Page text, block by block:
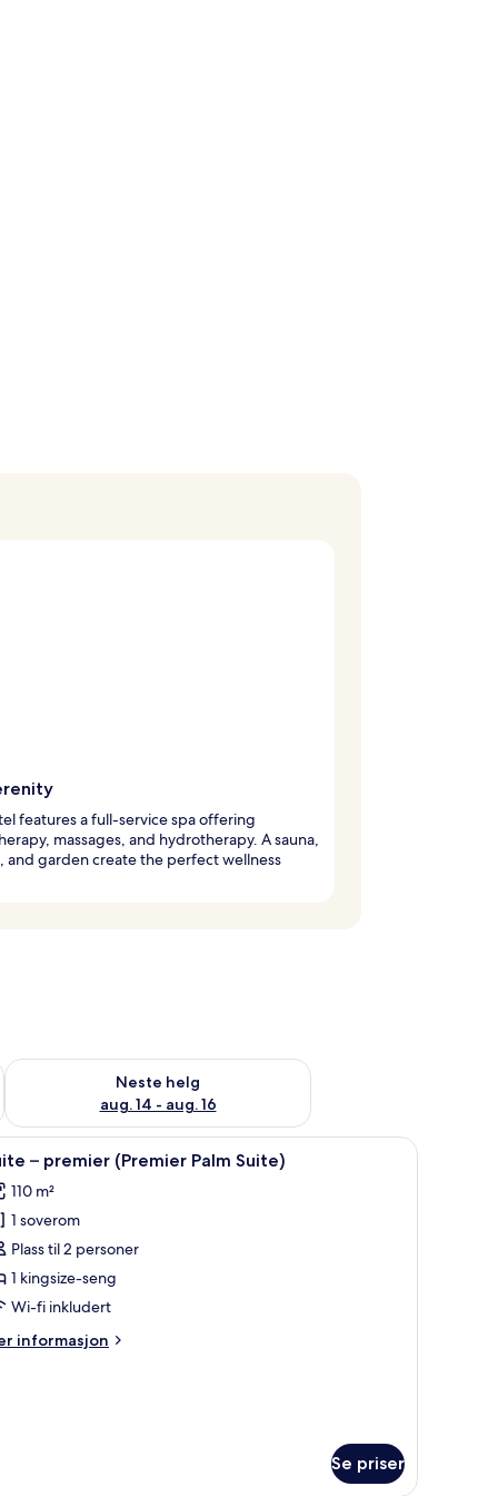
features a full-service spa offering
massages, and hydrotherapy. A sauna,
and garden create the perfect wellness
7 - aug. 9
Neste helg
aug. 14 - aug. 16
Sjekk tilgjengelighet for neste helg, aug. 14 - aug. 16
på rommet, blendingsgardiner og strykejern/-brett
Suite – premier (Premier Palm Suite) |
4 – premier (Premier Palm Suite)
110 m²
1 soverom
Plass til 2 personer
1 kingsize-seng
Wi-fi inkludert
informasjon
Se priser